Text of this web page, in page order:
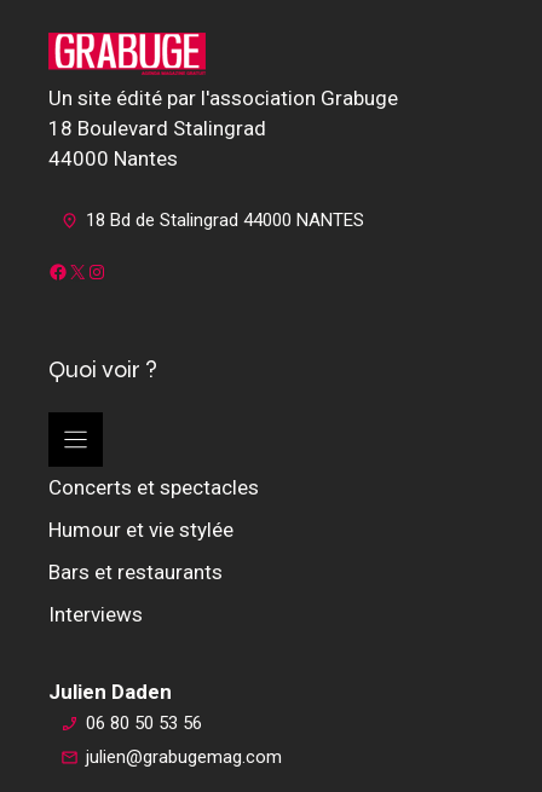
Un site édité par l'association Grabuge
18 Boulevard Stalingrad
44000 Nantes
18 Bd de Stalingrad 44000 NANTES
Facebook
X Instagram
Quoi voir ?
Concerts et spectacles
Humour et vie stylée
Bars et restaurants
Interviews
Julien Daden
06 80 50 53 56
julien@grabugemag.com